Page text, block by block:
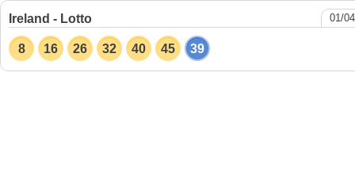
Ireland - Lotto 01/
8 16 26 32 40 45 39